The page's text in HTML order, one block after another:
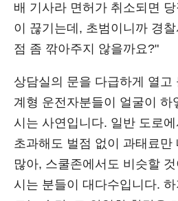
배 기사라 면허가 취소되면
이 끊기는데, 초범이니까 경
점 좀 깎아주지 않을까요?"
상담실의 문을 다급하게 열고
계형 운전자분들이 얼굴이 하
시는 사연입니다. 일반 도로
초과해도 벌점 없이 과태료만
많아, 스쿨존에서도 비슷할
시는 분들이 대다수입니다.